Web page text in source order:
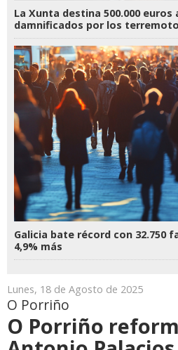
La Xunta destina 500.000
damnificados por los
Galicia bate récord con 32.750
4,9% más
Lunes, 18 de Agosto de 2025
O Porriño
O Porriño